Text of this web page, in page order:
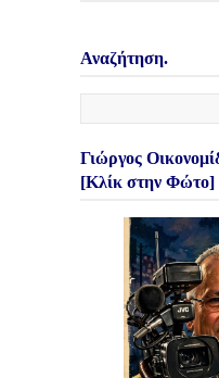
Αναζήτηση.
Γιώργος
[Κλίκ στην Φώτο]